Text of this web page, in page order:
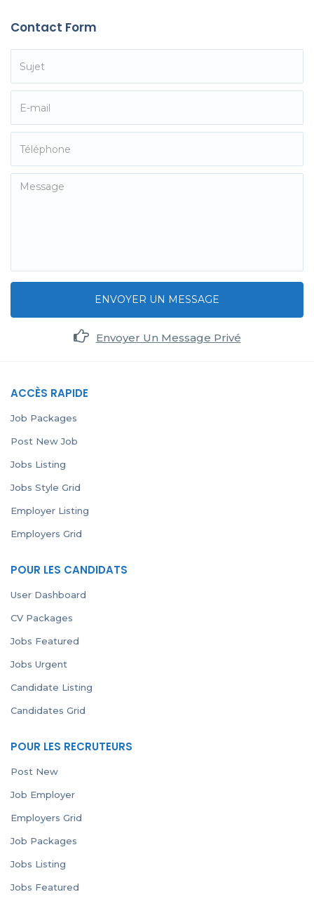
Contact Form
ENVOYER UN MESSAGE
Envoyer Un Message Privé
ACCÈS RAPIDE
Job Packages
Post New Job
Jobs Listing
Jobs Style Grid
Employer Listing
Employers Grid
POUR LES CANDIDATS
User Dashboard
CV Packages
Jobs Featured
Jobs Urgent
Candidate Listing
Candidates Grid
POUR LES RECRUTEURS
Post New
Job Employer
Employers Grid
Job Packages
Jobs Listing
Jobs Featured